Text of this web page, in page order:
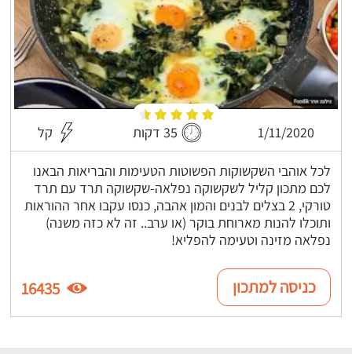
1/11/2020 35 דקות קל
לכל אוהבי השקשוקות הפשוטות הטעימות והבריאות הבאנו
לכם מתכון קליל לשקשוקה נפלאה-שקשוקה תרד עם תרד
טורקי, 2 בצלים לבנים והמון אהבה, כנסו עקבו אחר ההוראות
ותוכלו להנות מארוחת בוקר (או ערב.. זה לא כזה משנה)
נפלאה מזינה וטעימה להפליא!
כניסה למתכון 16435